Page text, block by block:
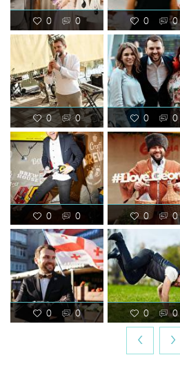
0 0 0 0
0 0 0 0
0 0 0 0
0 0 0 0
‹ ›